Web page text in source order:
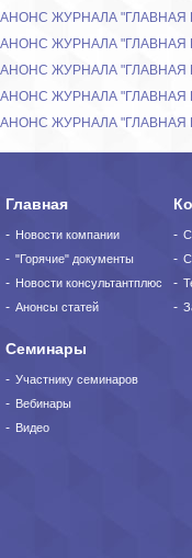
АНОНС ЖУРНАЛА "ГЛАВНАЯ
АНОНС ЖУРНАЛА "ГЛАВНАЯ
АНОНС ЖУРНАЛА "ГЛАВНАЯ
АНОНС ЖУРНАЛА "ГЛАВНАЯ
АНОНС ЖУРНАЛА "ГЛАВНАЯ
Главная
Новости компании
"Горячие" документы
Новости консультантплюс
Анонсы статей
Семинары
Участнику семинаров
Вебинары
Видео